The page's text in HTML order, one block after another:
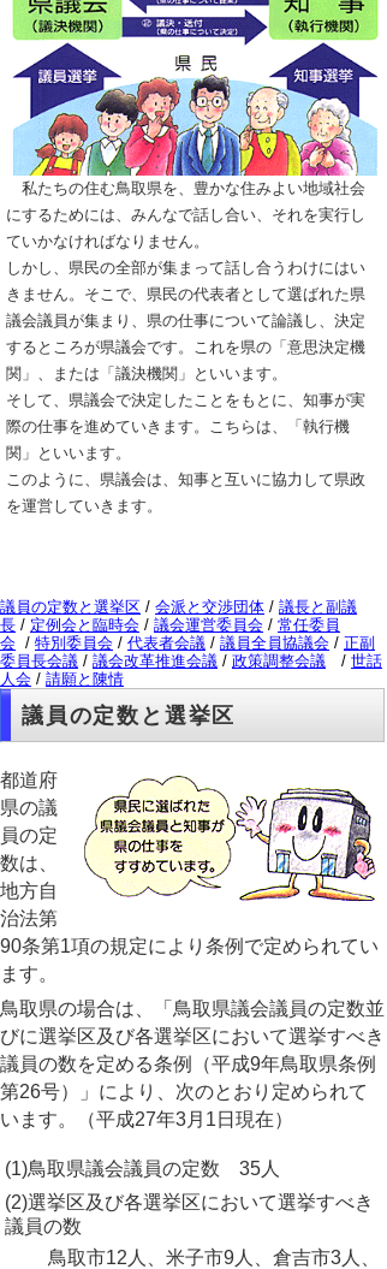
私たちの住む鳥取県を、豊かな住みよい地域社会
にするためには、みんなで話し合い、それを実行し
ていかなければなりません。
しかし、県民の全部が集まって話し合うわけにはい
きません。そこで、県民の代表者として選ばれた県
議会議員が集まり、県の仕事について論議し、決定
するところが県議会です。これを県の「意思決定機
関」、または「議決機関」といいます。
そして、県議会で決定したことをもとに、知事が実
際の仕事を進めていきます。こちらは、「執行機
関」といいます。
このように、県議会は、知事と互いに協力して県政
を運営していきます。
議員の定数と選挙区 / 会派と交渉団体 / 議長と副議
長 / 定例会と臨時会 / 議会運営委員会 / 常任委員
会 / 特別委員会 / 代表者会議 / 議員全員協議会 / 正副
委員長会議 / 議会改革推進会議 / 政策調整会議 / 世話
人会 / 請願と陳情
議員の定数と選挙区
都道府
県の議
員の定
数は、
地方自
治法第
90条第1項の規定により条例で定められてい
ます。
鳥取県の場合は、「鳥取県議会議員の定数並
びに選挙区及び各選挙区において選挙すべき
議員の数を定める条例（平成9年鳥取県条例
第26号）」により、次のとおり定められて
います。（平成27年3月1日現在）
(1)鳥取県議会議員の定数 35人
(2)選挙区及び各選挙区において選挙すべき
議員の数
鳥取市12人、米子市9人、倉吉市3人、